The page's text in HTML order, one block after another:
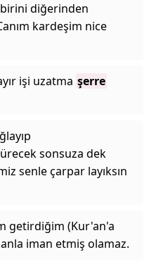
diğerinden
kardeşim nice
işi uzatma şerre
sonsuza dek
senle çarpar layıksın
getirdiğim (Kur'an'a
iman etmiş olamaz.